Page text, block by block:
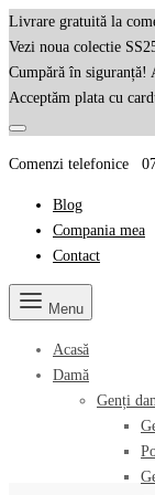
Livrare gratuită la
Vezi noua colectie
Cumpără în siguranță!
Acceptăm plata cu
Comenzi telefonice
Blog
Compania mea
Contact
Menu
Acasă
Damă
Genți